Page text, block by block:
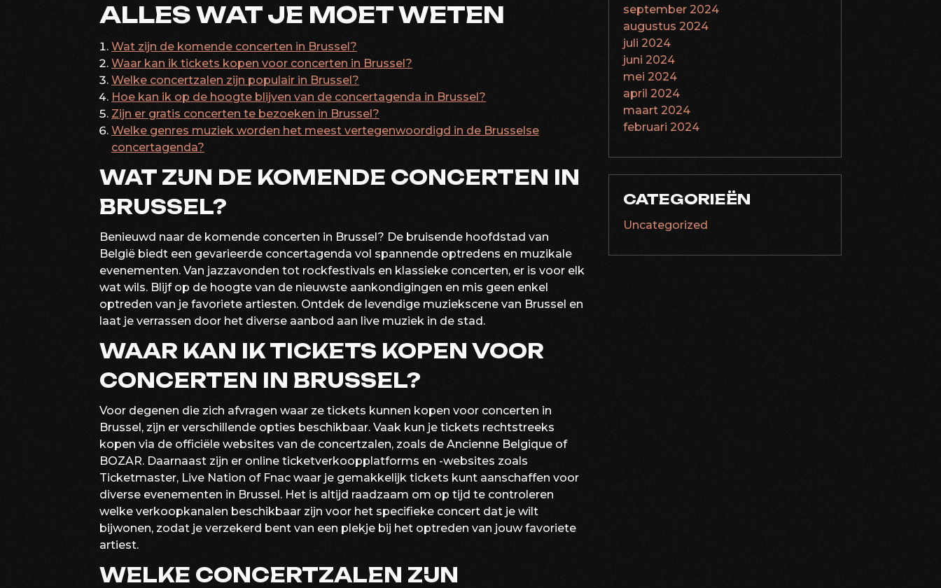
ALLES WAT JE MOET WETEN
Wat zijn de komende concerten in Brussel?
Waar kan ik tickets kopen voor concerten in Brussel?
Welke concertzalen zijn populair in Brussel?
Hoe kan ik op de hoogte blijven van de concertagenda in Brussel?
Zijn er gratis concerten te bezoeken in Brussel?
Welke genres muziek worden het meest vertegenwoordigd in de Brusselse
concertagenda?
WAT ZIJN DE KOMENDE CONCERTEN IN
BRUSSEL?
Benieuwd naar de komende concerten in Brussel? De bruisende hoofdstad van
België biedt een gevarieerde concertagenda vol spannende optredens en muzikale
evenementen. Van jazzavonden tot rockfestivals en klassieke concerten, er is voor elk
wat wils. Blijf op de hoogte van de nieuwste aankondigingen en mis geen enkel
optreden van je favoriete artiesten. Ontdek de levendige muziekscene van Brussel en
laat je verrassen door het diverse aanbod aan live muziek in de stad.
WAAR KAN IK TICKETS KOPEN VOOR
CONCERTEN IN BRUSSEL?
Voor degenen die zich afvragen waar ze tickets kunnen kopen voor concerten in
Brussel, zijn er verschillende opties beschikbaar. Vaak kun je tickets rechtstreeks
kopen via de officiële websites van de concertzalen, zoals de Ancienne Belgique of
BOZAR. Daarnaast zijn er online ticketverkoopplatforms en -websites zoals
Ticketmaster, Live Nation of Fnac waar je gemakkelijk tickets kunt aanschaffen voor
diverse evenementen in Brussel. Het is altijd raadzaam om op tijd te controleren
welke verkoopkanalen beschikbaar zijn voor het specifieke concert dat je wilt
bijwonen, zodat je verzekerd bent van een plekje bij het optreden van jouw favoriete
artiest.
WELKE CONCERTZALEN ZIJN
september 2024
augustus 2024
juli 2024
juni 2024
mei 2024
april 2024
maart 2024
februari 2024
CATEGORIEËN
Uncategorized